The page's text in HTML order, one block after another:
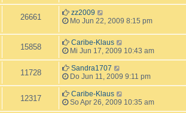
26661
zz2009
Mo Jun 22, 2009 8:15 pm
15858
Caribe-Klaus
Mi Jun 17, 2009 10:43 am
11728
Sandra1707
Do Jun 11, 2009 9:11 pm
12317
Caribe-Klaus
So Apr 26, 2009 10:35 am